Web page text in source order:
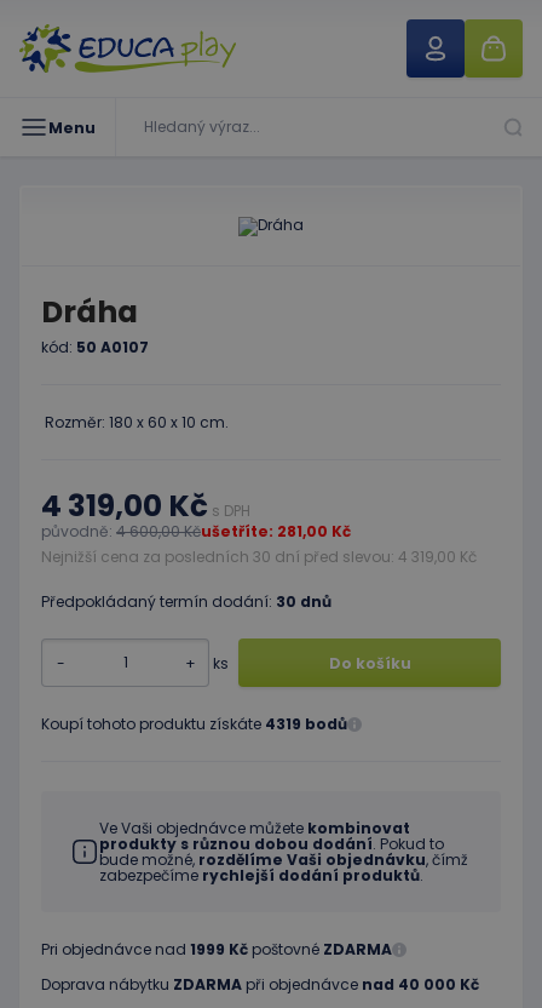
Menu
Dráha
kód: 50 A0107
Rozměr: 180 x 60 x 10 cm.
4 319,00 Kč s DPH
původně: 4 600,00 Kčušetříte: 281,00 Kč
Nejnižší cena za posledních 30 dní před slevou: 4 319,00 Kč
Předpokládaný termín dodání: 30 dnů
- + ks Do košíku
Koupí tohoto produktu získáte 4319 bodů
Ve Vaši objednávce můžete kombinovat
produkty s různou dobou dodání. Pokud to
bude možné, rozdělíme Vaši objednávku, čímž
zabezpečíme rychlejší dodání produktů.
Pri objednávce nad 1999 Kč poštovné ZDARMA
Doprava nábytku ZDARMA při objednávce nad 40 000 Kč